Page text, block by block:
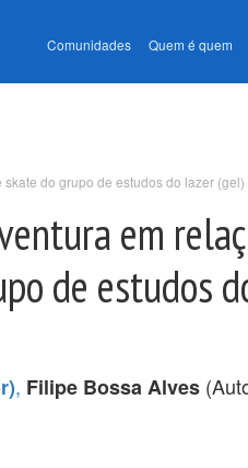
Comunidades Quem é quem
do grupo de estudos do lazer
em
de estudos
, Filipe Bossa Alves